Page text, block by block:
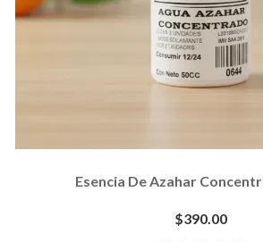
Esencia De Azahar
$390.00